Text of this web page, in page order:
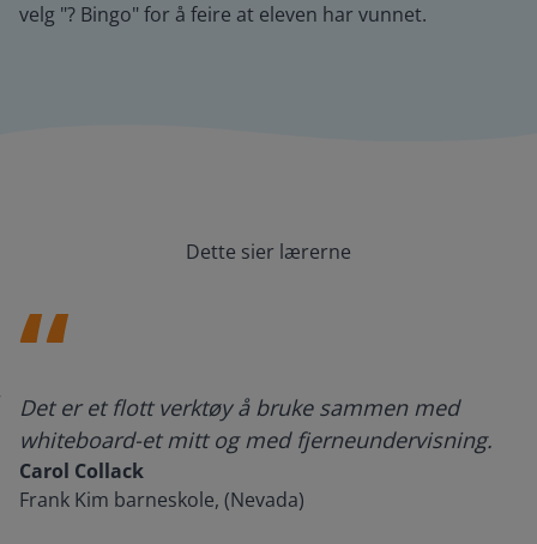
velg "? Bingo" for å feire at eleven har vunnet.
Dette sier lærerne
Det er et flott verktøy å bruke sammen med
whiteboard-et mitt og med fjerneundervisning.
Carol Collack
Frank Kim barneskole, (Nevada)